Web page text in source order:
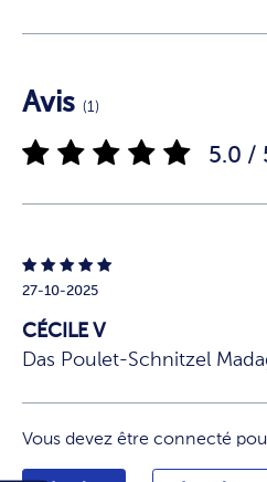
Avis (1)
5.0 /
27-10-2025
CÉCILE V
Das Poulet-Schnitzel
Vous devez être connecté